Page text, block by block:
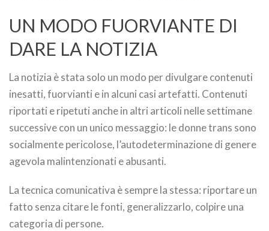
UN MODO FUORVIANTE DI
DARE LA NOTIZIA
La notizia è stata solo un modo per divulgare contenuti
inesatti, fuorvianti e in alcuni casi artefatti. Contenuti
riportati e ripetuti anche in altri articoli nelle settimane
successive con un unico messaggio: le donne trans sono
socialmente pericolose, l’autodeterminazione di genere
agevola malintenzionati e abusanti.
La tecnica comunicativa è sempre la stessa: riportare un
fatto senza citare le fonti, generalizzarlo, colpire una
categoria di persone.